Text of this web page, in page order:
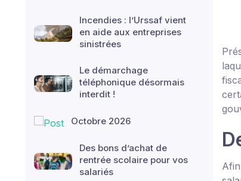
Incendies : l’Urssaf vient
en aide aux entreprises
sinistrées
Le démarchage
téléphonique désormais
interdit !
Octobre 2026
Des bons d’achat de
rentrée scolaire pour vos
salariés